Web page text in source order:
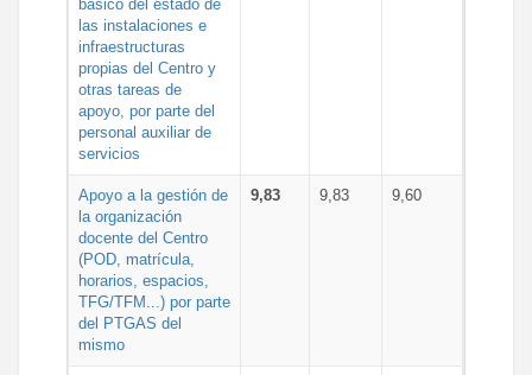
básico del estado de
las instalaciones e
infraestructuras
propias del Centro y
otras tareas de
apoyo, por parte del
personal auxiliar de
servicios
Apoyo a la gestión de
la organización
docente del Centro
(POD, matrícula,
horarios, espacios,
TFG/TFM...) por parte
del PTGAS del
mismo
9,83 9,83 9,60